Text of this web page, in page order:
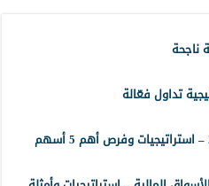
ناجحة
تداول فعّالة